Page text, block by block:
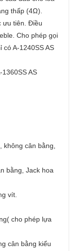
thấp (4Ω).
ưu tiên. Điều
Cho phép gọi
A-1240SS AS
AS
cân bằng,
bằng, Jack hoa
vít.
cho phép lựa
cân bằng kiểu